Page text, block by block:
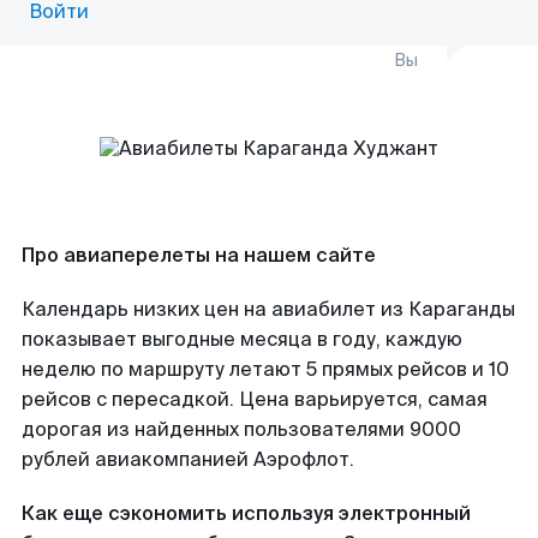
Войти
Вы
Про авиаперелеты на нашем сайте
Календарь низких цен на авиабилет из Караганды
показывает выгодные месяца в году, каждую
неделю по маршруту летают 5 прямых рейсов и 10
рейсов с пересадкой. Цена варьируется, самая
дорогая из найденных пользователями 9000
рублей авиакомпанией Аэрофлот.
Как еще сэкономить используя электронный